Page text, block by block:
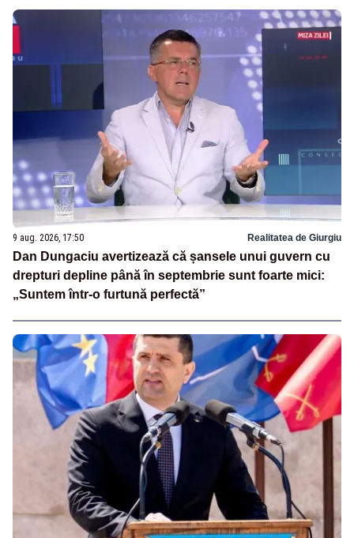
9 aug. 2026, 17:50 Realitatea de Giurgiu
Dan Dungaciu avertizează că șansele unui guvern cu
drepturi depline până în septembrie sunt foarte mici:
„Suntem într-o furtună perfectă”